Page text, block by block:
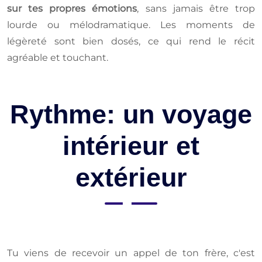
sur tes propres émotions, sans jamais être trop
lourde ou mélodramatique. Les moments de
légèreté sont bien dosés, ce qui rend le récit
agréable et touchant.
Rythme: un voyage
intérieur et
extérieur
Tu viens de recevoir un appel de ton frère, c'est